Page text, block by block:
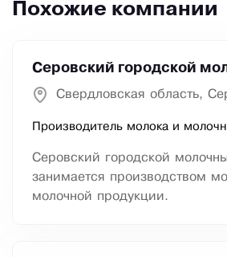
Похожие компании
Серовский городской
Свердловская область,
Производитель молока и
Серовский городской
занимается производством
молочной продукции.